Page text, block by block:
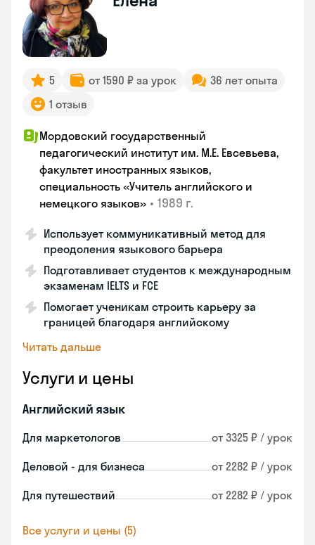
5 от 1590 ₽ за урок
36 лет опыта
1 отзыв
Мордовский государственный
педагогический институт им. М.Е. Евсевьева,
факультет иностранных языков,
специальность «Учитель английского и
немецкого языков» • 1989 г.
Использует коммуникативный метод для
преодоления языкового барьера
Подготавливает студентов к международным
экзаменам IELTS и FCE
Помогает ученикам строить карьеру за
границей благодаря английскому
Читать дальше
Услуги и цены
Английский язык
Для маркетологов от 3325 ₽ / урок
Деловой - для бизнеса от 2282 ₽ / урок
Для путешествий от 2282 ₽ / урок
Все услуги и цены (5)